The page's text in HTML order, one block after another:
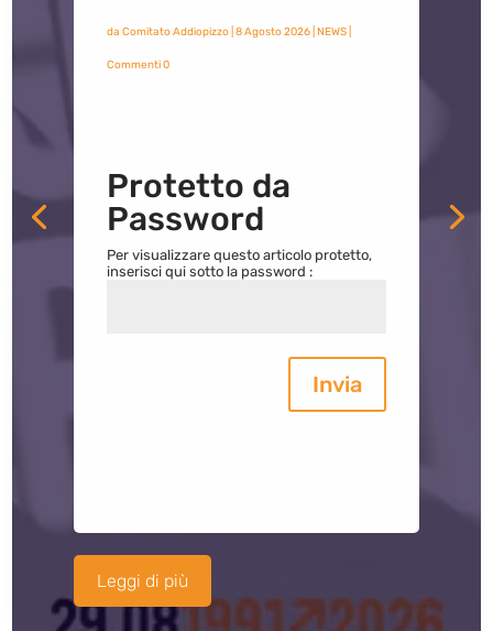
da Comitato Addiopizzo| 8 Agosto 2026| NEWS|
Commenti 0
Protetto da
Password
Per visualizzare questo articolo protetto,
inserisci qui sotto la password :
Invia
Leggi di più